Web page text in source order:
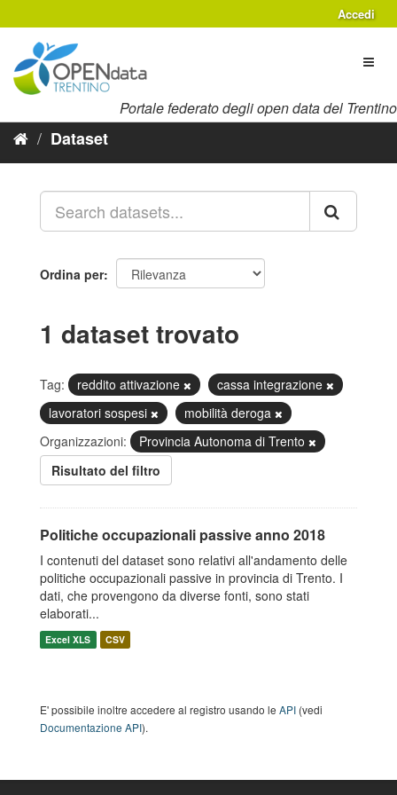
al
contenuto
Accedi
Portale federato degli open data del Trentino
Dataset
Ordina per
1 dataset trovato
Tag: reddito attivazione
cassa integrazione
lavoratori sospesi
mobilità deroga
Organizzazioni:
Provincia Autonoma di Trento
Risultato del filtro
Politiche occupazionali passive anno 2018
I contenuti del dataset sono relativi all'andamento delle
politiche occupazionali passive in provincia di Trento. I
dati, che provengono da diverse fonti, sono stati
elaborati...
Excel XLS CSV
E' possibile inoltre accedere al registro usando le API (vedi
Documentazione API).